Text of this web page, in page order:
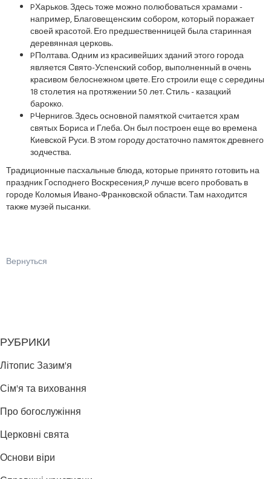
PХарьков. Здесь тоже можно полюбоваться храмами -
например, Благовещенским собором, который поражает
своей красотой. Его предшественницей была старинная
деревянная церковь.
PПолтава. Одним из красивейших зданий этого города
является Свято-Успенский собор, выполненный в очень
красивом белоснежном цвете. Его строили еще с середины
18 столетия на протяжении 50 лет. Стиль - казацкий
барокко.
PЧернигов. Здесь основной памяткой считается храм
святых Бориса и Глеба. Он был построен еще во времена
Киевской Руси. В этом городу достаточно памяток древнего
зодчества.
Традиционные пасхальные блюда, которые принято готовить на
праздник Господнего Воскресения,P лучше всего пробовать в
городе Коломыя Ивано-Франковской области. Там находится
также музей пысанки.
Вернуться
РУБРИКИ
Літопис Зазим'я
Сім'я та виховання
Про богослужіння
Церковні свята
Основи віри